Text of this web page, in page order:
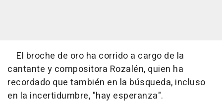
El broche de oro ha corrido a cargo de la
cantante y compositora Rozalén, quien ha
recordado que también en la búsqueda, incluso
en la incertidumbre, "hay esperanza".